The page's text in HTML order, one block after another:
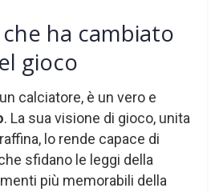
ha cambiato
gioco
calciatore, è un vero e
. La sua visione di gioco, unita
lo rende capace di
sfidano le leggi della
più memorabili della